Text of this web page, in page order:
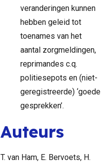
veranderingen kunnen
hebben geleid tot
toenames van het
aantal zorgmeldingen,
reprimandes c.q.
politiesepots en (niet-
geregistreerde) ‘goede
gesprekken’.
Auteurs
T. van Ham, E. Bervoets, H.